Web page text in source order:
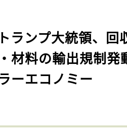
ランプ大統領、回
材料の輸出規制発
ーエコノミー